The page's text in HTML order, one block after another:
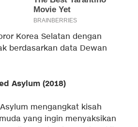
Korea Selatan dengan
berdasarkan data Dewan
Asylum (2018)
mengangkat kisah
yang ingin menyaksikan